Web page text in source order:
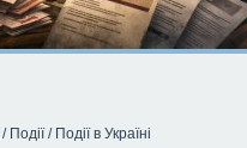
/ Події/ Події в Україні